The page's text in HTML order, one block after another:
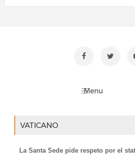
VATICANO
La Santa Sede pide respeto por el